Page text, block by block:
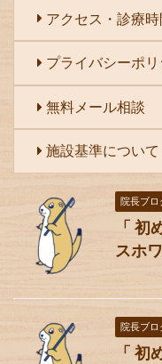
アクセス・診療時
プライバシーポ
無料メール相談
施設基準について
院長ブロ
「
スホ
院長ブロ
「